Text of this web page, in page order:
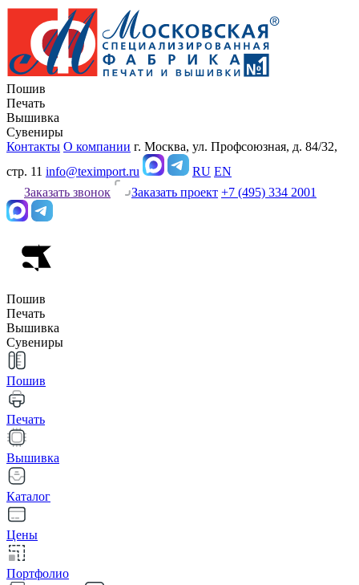
Пошив
Печать
Вышивка
Сувениры
Контакты О компании г. Москва, ул. Профсоюзная, д. 84/32,
стр. 11 info@teximport.ru RU EN
Заказать звонок
Заказать проект +7 (495) 334 2001
Пошив
Печать
Вышивка
Сувениры
Пошив
Печать
Вышивка
Каталог
Цены
Портфолио